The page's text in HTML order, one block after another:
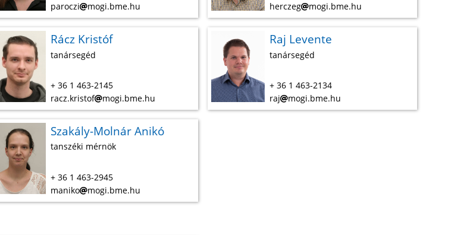
paroczi
mogi.bme.hu
herczeg
mogi.bme.hu
Rácz Kristóf
tanársegéd
+ 36 1 463-2145
racz.kristof
mogi.bme.hu
Raj Levente
tanársegéd
+ 36 1 463-2134
raj
mogi.bme.hu
Szakály-Molnár Anikó
tanszéki mérnök
+ 36 1 463-2945
maniko
mogi.bme.hu